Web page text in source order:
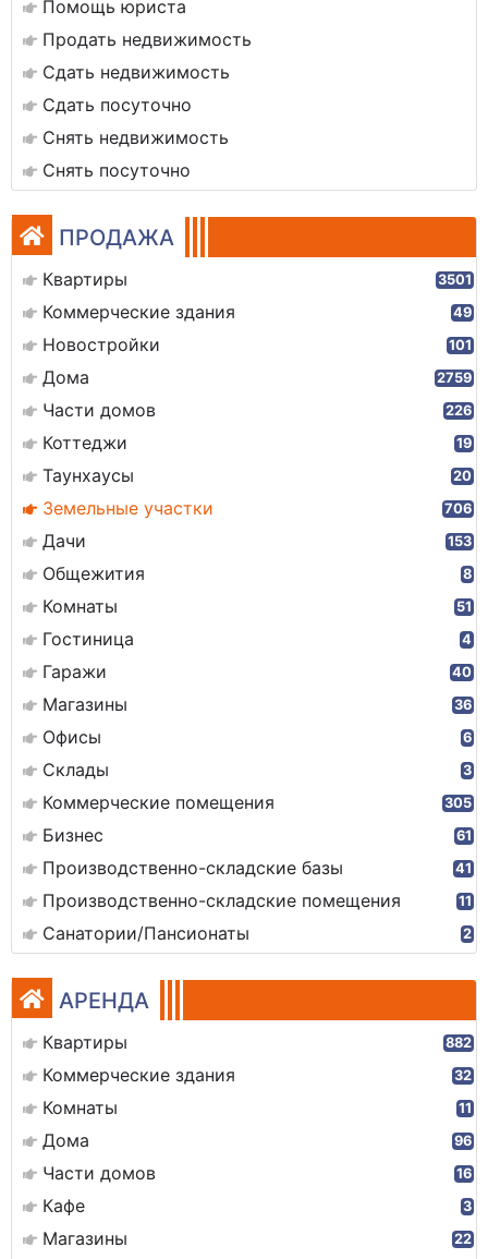
Помощь юриста
Продать недвижимость
Сдать недвижимость
Сдать посуточно
Снять недвижимость
Снять посуточно
ПРОДАЖА
Квартиры 3501
Коммерческие здания 49
Новостройки 101
Дома 2759
Части домов 226
Коттеджи 19
Таунхаусы 20
Земельные участки 706
Дачи 153
Общежития 8
Комнаты 51
Гостиница 4
Гаражи 40
Магазины 36
Офисы 6
Склады 3
Коммерческие помещения 305
Бизнес 61
Производственно-складские базы 41
Производственно-складские помещения 11
Санатории/Пансионаты 2
АРЕНДА
Квартиры 882
Коммерческие здания 32
Комнаты 11
Дома 96
Части домов 16
Кафе 3
Магазины 22